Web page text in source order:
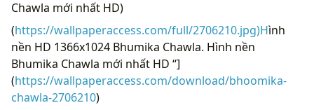
Chawla mới nhất HD)
(https://wallpaperaccess.com/full/2706210.jpg)Hình
nền HD 1366x1024 Bhumika Chawla. Hình nền
Bhumika Chawla mới nhất HD “]
(https://wallpaperaccess.com/download/bhoomika-
chawla-2706210)